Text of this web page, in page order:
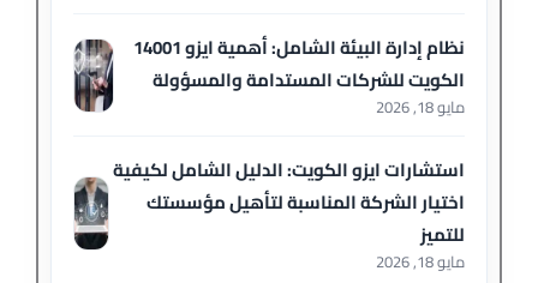
نظام إدارة البيئة الشامل: أهمية ايزو 14001
الكويت للشركات المستدامة والمسؤولة
مايو 18, 2026
استشارات ايزو الكويت: الدليل الشامل لكيفية
اختيار الشركة المناسبة لتأهيل مؤسستك
للتميز
مايو 18, 2026